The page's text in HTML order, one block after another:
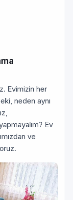
Evimizin her
neden aynı
Ev
ve